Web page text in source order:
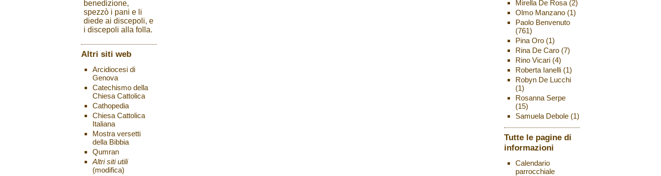
benedizione,
spezzò i pani e li
diede ai discepoli, e
i discepoli alla folla.
Altri siti web
Arcidiocesi di
Genova
Catechismo della
Chiesa Cattolica
Cathopedia
Chiesa Cattolica
Italiana
Mostra versetti
della Bibbia
Qumran
Altri siti utili
(modifica)
Mirella De Rosa(2)
Olmo Manzano(1)
Paolo Benvenuto
(761)
Pina Oro(1)
Rina De Caro(7)
Rino Vicari(4)
Roberta Ianelli(1)
Robyn De Lucchi
(1)
Rosanna Serpe
(15)
Samuela Debole(1)
Tutte le pagine di
informazioni
Calendario
parrocchiale